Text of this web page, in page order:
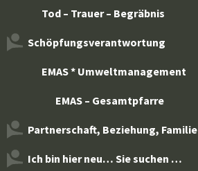
Tod – Trauer – Begräbnis
Schöpfungsverantwortung
EMAS * Umweltmanagement
EMAS – Gesamtpfarre
Partnerschaft, Beziehung, Familie
Ich bin hier neu… Sie suchen …